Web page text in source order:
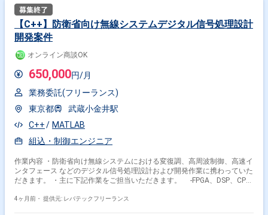
【C++】防衛省向け無線システムデジタル信号処理設計
開発案件
オンライン商談OK
650,000円/月
業務委託(フリーランス)
東京都
武蔵小金井駅
C++
MATLAB
組込・制御エンジニア
作業内容 ・防衛省向け無線システムにおける変復調、高周波制御、高速イ
ンタフェース などのデジタル信号処理設計および開発作業に携わっていた
だきます。 ・主に下記作業をご担当いただきます。 -FPGA、DSP、CPU
Simulinkを用いた方式検討やシミュレーション -ハード、ソフト設計者
4ヶ月前・ 提供元: レバテックフリーランス